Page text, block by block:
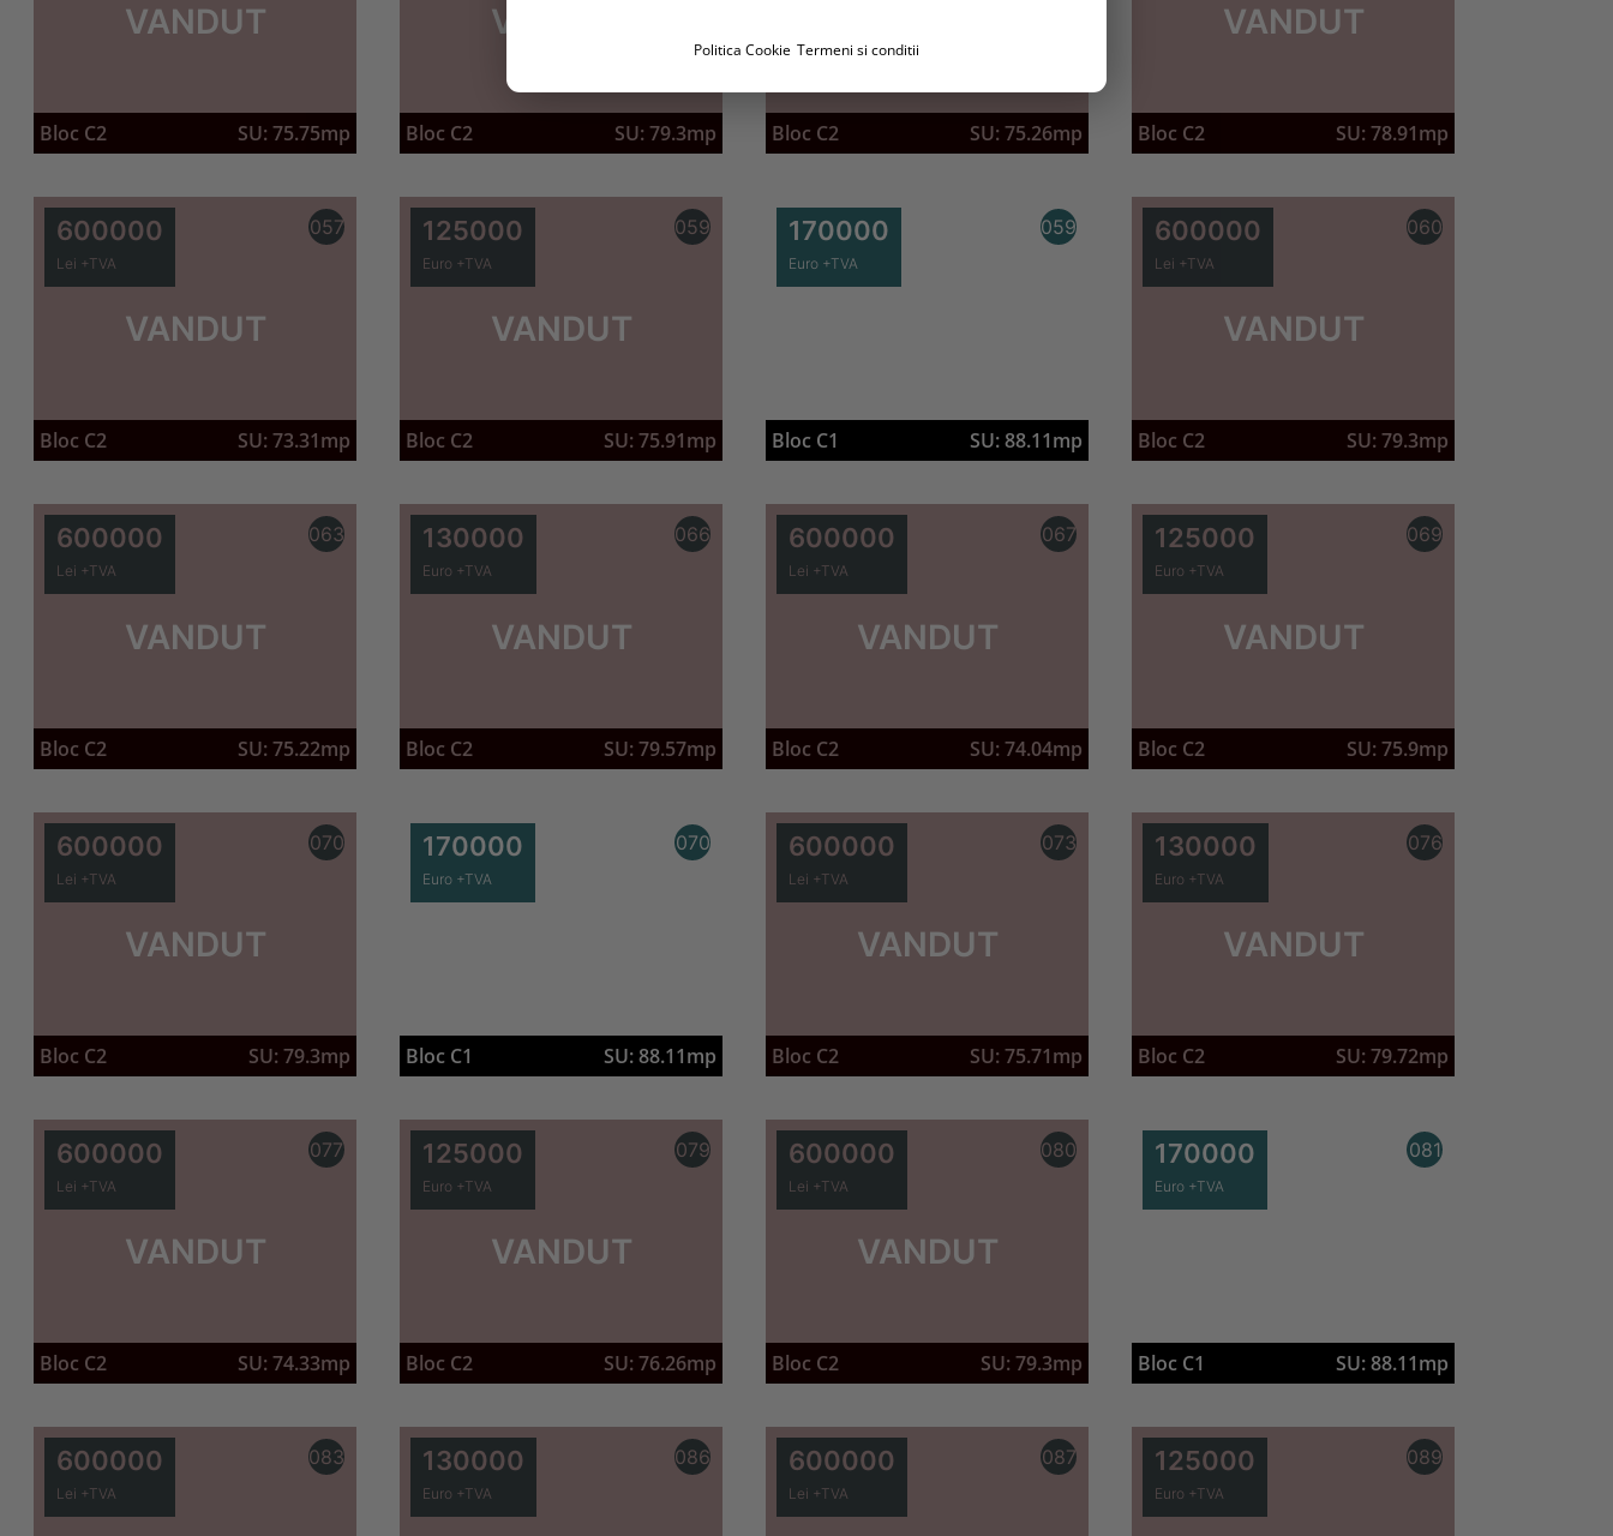
Bloc C2 SU: 75.75mp
VANDUT
Bloc C2 SU: 79.3mp
VANDUT
Bloc C2 SU: 75.26mp Bloc C2 SU: 78.91mp
VANDUT
Bloc C2 SU: 73.31mp
600000
Lei +TVA
057
VANDUT
Bloc C2 SU: 75.91mp
125000
Euro +TVA
059
VANDUT
Bloc C1 SU: 88.11mp
170000
Euro +TVA
059
Bloc C2 SU: 79.3mp
600000
Lei +TVA
060
VANDUT
Bloc C2 SU: 75.22mp
600000
Lei +TVA
063
VANDUT
Bloc C2 SU: 79.57mp
130000
Euro +TVA
066
VANDUT
Bloc C2 SU: 74.04mp
600000
Lei +TVA
067
VANDUT
Bloc C2 SU: 75.9mp
125000
Euro +TVA
069
VANDUT
Bloc C2 SU: 79.3mp
600000
Lei +TVA
070
VANDUT
Bloc C1 SU: 88.11mp
170000
Euro +TVA
070
Bloc C2 SU: 75.71mp
600000
Lei +TVA
073
VANDUT
Bloc C2 SU: 79.72mp
130000
Euro +TVA
076
VANDUT
Bloc C2 SU: 74.33mp
600000
Lei +TVA
077
VANDUT
Bloc C2 SU: 76.26mp
125000
Euro +TVA
079
VANDUT
Bloc C2 SU: 79.3mp
600000
Lei +TVA
080
VANDUT
Bloc C1 SU: 88.11mp
170000
Euro +TVA
081
600000
Lei +TVA
083 130000
Euro +TVA
086 600000
Lei +TVA
087 125000
Euro +TVA
089
Politica Cookie Termeni si conditii